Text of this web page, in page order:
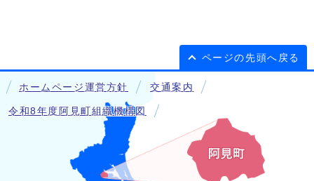
ページの先頭へ戻る
ホームページ運営方針 交通案内
令和8年度阿見町組織機構図